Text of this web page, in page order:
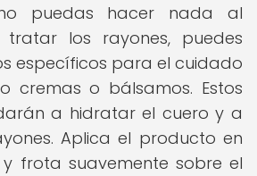
puedas hacer nada al
tratar los rayones, puedes
específicos para el cuidado
cremas o bálsamos. Estos
a hidratar el cuero y a
Aplica el producto en
frota suavemente sobre el